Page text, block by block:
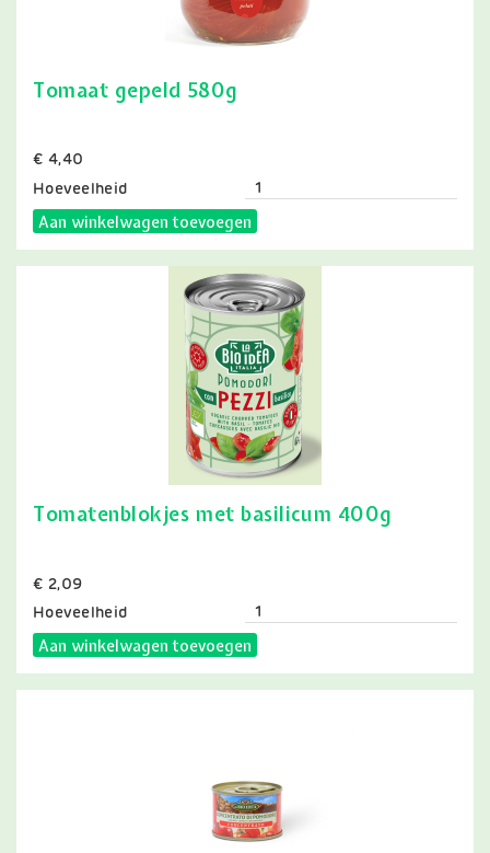
Tomaat gepeld 580g
Prijs
€ 4,40
Hoeveelheid
Aan winkelwagen toevoegen
Tomatenblokjes met basilicum 400g
Prijs
€ 2,09
Hoeveelheid
Aan winkelwagen toevoegen